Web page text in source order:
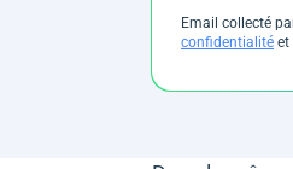
Email collecté
confidentialité et